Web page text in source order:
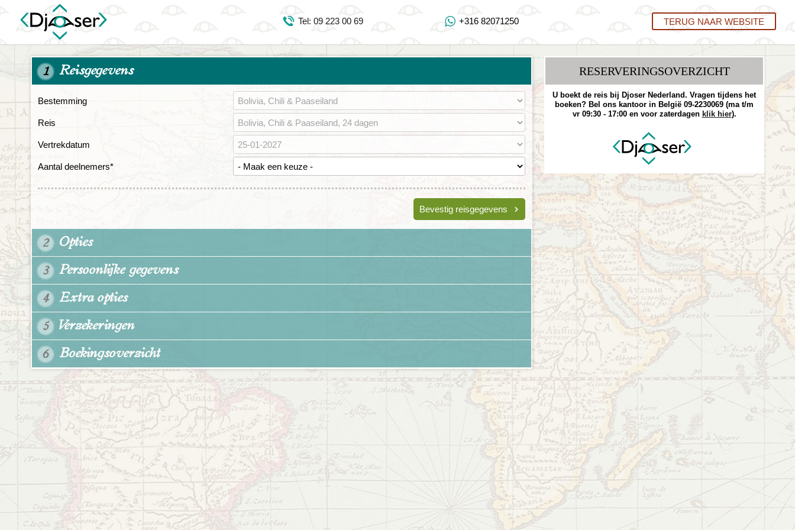
Tel: 09 223 00 69
https://www.youtube.com/user/DjoserWebsite
https://www.instagram.com/djoser_reizen/
Tel: 09 223 00 69 +316 82071250 TERUG NAAR WEBSITE
1 Reisgegevens
Bestemming
Reis
Vertrekdatum
Aantal deelnemers*
Bevestig reisgegevens
2 Opties
3 Persoonlijke gegevens
4 Extra opties
5 Verzekeringen
6 Boekingsoverzicht
RESERVERINGS­OVERZICHT
U boekt de reis bij Djoser Nederland. Vragen tijdens het
boeken? Bel ons kantoor in België 09-2230069 (ma t/m
vr 09:30 - 17:00 en voor zaterdagen klik hier).